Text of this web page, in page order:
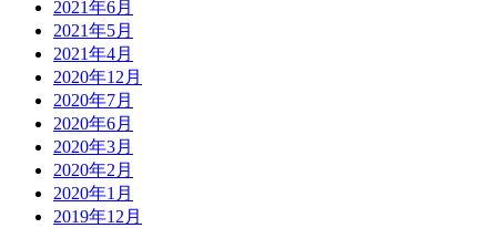
2021年6月
2021年5月
2021年4月
2020年12月
2020年7月
2020年6月
2020年3月
2020年2月
2020年1月
2019年12月